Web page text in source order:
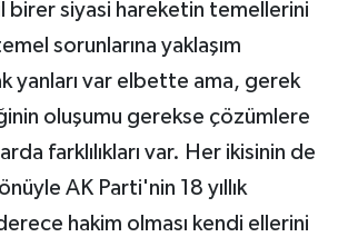
birer siyasi hareketin temellerini
sorunlarına yaklaşım
yanları var elbette ama, gerek
oluşumu gerekse çözümlere
farklılıkları var. Her ikisinin de
AK Parti'nin 18 yıllık
hakim olması kendi ellerini